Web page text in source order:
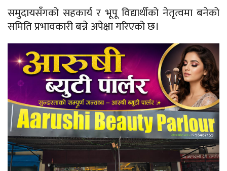
समुदायसँगको सहकार्य र भूपू विद्यार्थीको नेतृत्वमा बनेको
समिति प्रभावकारी बन्ने अपेक्षा गरिएको छ।